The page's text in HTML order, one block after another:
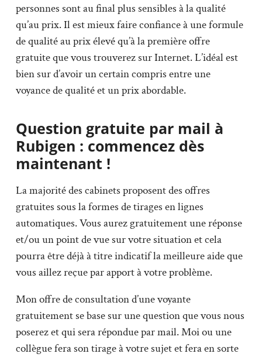
personnes sont au final plus sensibles à la qualité
qu’au prix. Il est mieux faire confiance à une formule
de qualité au prix élevé qu’à la première offre
gratuite que vous trouverez sur Internet. L’idéal est
bien sur d’avoir un certain compris entre une
voyance de qualité et un prix abordable.
Question gratuite par mail à
Rubigen : commencez dès
maintenant !
La majorité des cabinets proposent des offres
gratuites sous la formes de tirages en lignes
automatiques. Vous aurez gratuitement une réponse
et/ou un point de vue sur votre situation et cela
pourra être déjà à titre indicatif la meilleure aide que
vous aillez reçue par apport à votre problème.
Mon offre de consultation d’une voyante
gratuitement se base sur une question que vous nous
poserez et qui sera répondue par mail. Moi ou une
collègue fera son tirage à votre sujet et fera en sorte